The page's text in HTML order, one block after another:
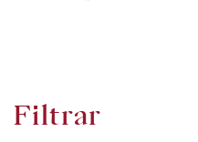
Filtrar